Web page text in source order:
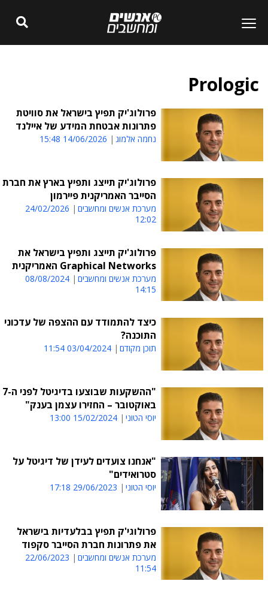
Prologic
פרולוג'יק תפיץ בישראל את סוויטת
פתרונות אבטחת המידע של איילנד
נחמה אלמוג 14/06/2026 15:48
פרולוג'יק תייצג ותפיץ בארץ את חברת
הסייבר האמריקנית פיירמון
מערכת אנשים ומחשבים
24/02/2026
12:02
פרולוג'יק תייצג ותפיץ בישראל את
Graphical Networks האמריקנית
מערכת אנשים ומחשבים
08/08/2024
14:15
כיצד להתמודד עם ההצפה של עדכוני
התוכנה?
תוכן מקודם 03/04/2024 11:54
"ההשקעות שבוצעו בדיגיטל לפני ה-7
באוקטובר – החזירו עצמן בענק"
יוסי הטוני 15/02/2024 13:00
"אנחנו צועדים לעידן של דיגיטל על
סטרואידים"
יוסי הטוני 29/06/2023 17:18
פרולוגי'ק תפיץ בבלעדיות בישראל
את פתרונות חברת הסייבר סקפוד
מערכת אנשים ומחשבים
22/06/2023
11:54